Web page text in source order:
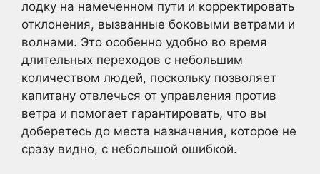
лодку на намеченном пути и корректировать
отклонения, вызванные боковыми ветрами и
волнами. Это особенно удобно во время
длительных переходов с небольшим
количеством людей, поскольку позволяет
капитану отвлечься от управления против
ветра и помогает гарантировать, что вы
доберетесь до места назначения, которое не
сразу видно, с небольшой ошибкой.